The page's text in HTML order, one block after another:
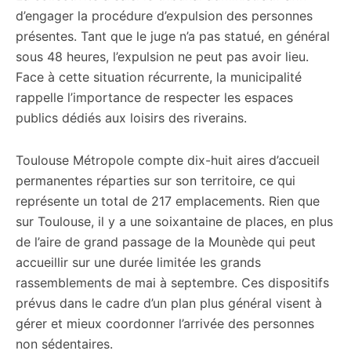
d’engager la procédure d’expulsion des personnes
présentes. Tant que le juge n’a pas statué, en général
sous 48 heures, l’expulsion ne peut pas avoir lieu.
Face à cette situation récurrente, la municipalité
rappelle l’importance de respecter les espaces
publics dédiés aux loisirs des riverains.
Toulouse Métropole compte dix-huit aires d’accueil
permanentes réparties sur son territoire, ce qui
représente un total de 217 emplacements. Rien que
sur Toulouse, il y a une soixantaine de places, en plus
de l’aire de grand passage de la Mounède qui peut
accueillir sur une durée limitée les grands
rassemblements de mai à septembre. Ces dispositifs
prévus dans le cadre d’un plan plus général visent à
gérer et mieux coordonner l’arrivée des personnes
non sédentaires.